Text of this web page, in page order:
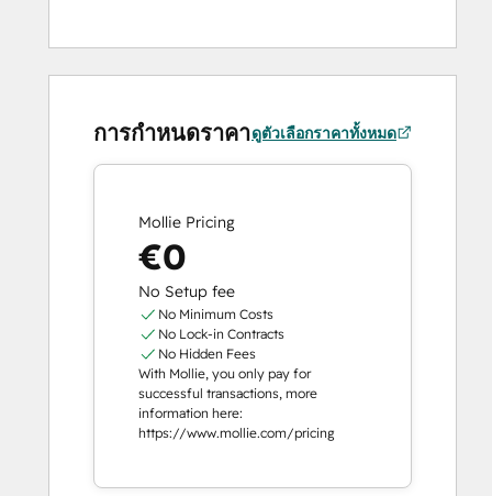
การกำหนดราคาดูตัวเลือกราคาทั้งหมด
Mollie Pricing
€0
No Setup fee
No Minimum Costs
No Lock-in Contracts
No Hidden Fees
With Mollie, you only pay for
successful transactions, more
information here:
https://www.mollie.com/pricing